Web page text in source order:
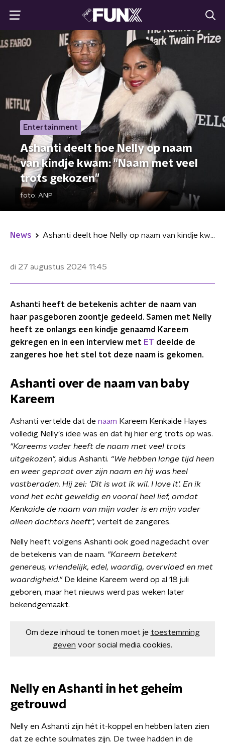
Entertainment
Ashanti deelt hoe Nelly op naam
van kindje kwam: "Naam met veel
trots gekozen"
foto: ANP
News Ashanti deelt hoe Nelly op naam van kindje kwam: "Naam met veel trots gekozen"
di 27 augustus 2024 11:45
Ashanti heeft de betekenis achter de naam van
haar pasgeboren zoontje gedeeld. Samen met Nelly
heeft ze onlangs een kindje genaamd Kareem
gekregen en in een interview met ET deelde de
zangeres hoe het stel tot deze naam is gekomen.
Ashanti over de naam van baby
Kareem
Ashanti vertelde dat de naam Kareem Kenkaide Hayes
volledig Nelly's idee was en dat hij hier erg trots op was.
"Kareems vader heeft de naam met veel trots
uitgekozen", aldus Ashanti. “We hebben lange tijd heen
en weer gepraat over zijn naam en hij was heel
vastberaden. Hij zei: ‘Dit is wat ik wil. I love it'. En ik
vond het echt geweldig en vooral heel lief, omdat
Kenkaide de naam van mijn vader is en mijn vader
alleen dochters heeft", vertelt de zangeres.
Nelly heeft volgens Ashanti ook goed nagedacht over
de betekenis van de naam. "Kareem betekent
genereus, vriendelijk, edel, waardig, overvloed en met
waardigheid." De kleine Kareem werd op al 18 juli
geboren, maar het nieuws werd pas weken later
bekendgemaakt.
Om deze inhoud te tonen moet je toestemming
geven voor social media cookies.
Nelly en Ashanti in het geheim
getrouwd
Nelly en Ashanti zijn hét it-koppel en hebben laten zien
dat ze echte soulmates zijn. De twee hadden in de